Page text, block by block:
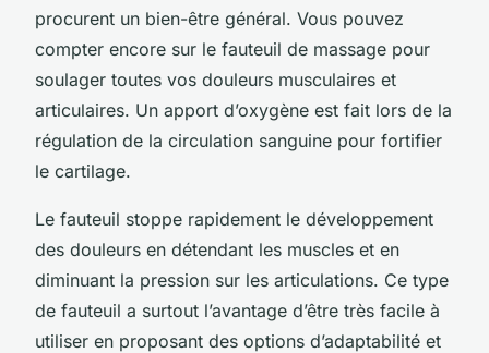
procurent un bien-être général. Vous pouvez
compter encore sur le fauteuil de massage pour
soulager toutes vos douleurs musculaires et
articulaires. Un apport d’oxygène est fait lors de la
régulation de la circulation sanguine pour fortifier
le cartilage.
Le fauteuil stoppe rapidement le développement
des douleurs en détendant les muscles et en
diminuant la pression sur les articulations. Ce type
de fauteuil a surtout l’avantage d’être très facile à
utiliser en proposant des options d’adaptabilité et